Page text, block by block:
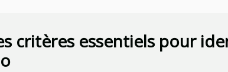
critères essentiels pour